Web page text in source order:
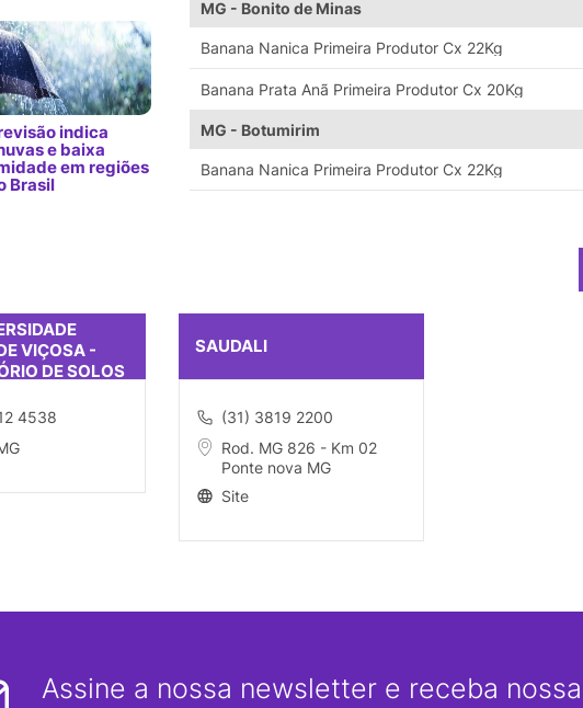
indica
e baixa
em regiões
Brasil
MG - Bonito de Minas
Banana Nanica Primeira Produtor Cx 22Kg
Banana Prata Anã Primeira Produtor Cx 20Kg
MG - Botumirim
Banana Nanica Primeira Produtor Cx 22Kg
VIÇOSA -
DE SOLOS
4538
SAUDALI
(31) 3819 2200
Rod. MG 826 - Km 02
Ponte nova MG
Site
Assine a nossa newsletter e receba